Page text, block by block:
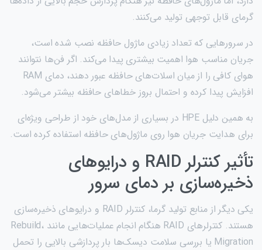
گرمای قابل توجهی تولید می‌کنند.
در سرورهایی که تعداد زیادی ماژول حافظه نصب شده است،
جریان مناسب هوا اهمیت بیشتری پیدا می‌کند. اگر فن‌ها نتوانند
هوای کافی را از میان اسلات‌های حافظه عبور دهند، دمای RAM
افزایش پیدا کرده و احتمال بروز خطاهای حافظه بیشتر می‌شود.
به همین دلیل HPE در بسیاری از مدل‌های خود از طراحی ویژه‌ای
برای هدایت جریان هوا روی ماژول‌های حافظه استفاده کرده است.
تأثیر کنترلر RAID و درایوهای
ذخیره‌سازی بر دمای سرور
یکی دیگر از منابع تولید گرما، کنترلر RAID و درایوهای ذخیره‌سازی
هستند. کنترلرهای RAID هنگام انجام عملیات‌هایی مانند Rebuild،
Migration یا بررسی سلامت دیسک‌ها بار پردازشی بالایی را تحمل